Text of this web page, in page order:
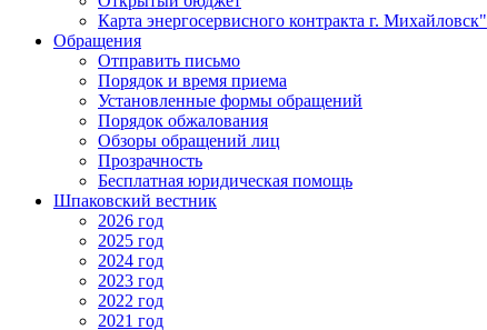
Карта энергосервисного контракта г. Михайловск"
Обращения
Отправить письмо
Порядок и время приема
Установленные формы обращений
Порядок обжалования
Обзоры обращений лиц
Прозрачность
Бесплатная юридическая помощь
Шпаковский вестник
2026 год
2025 год
2024 год
2023 год
2022 год
2021 год